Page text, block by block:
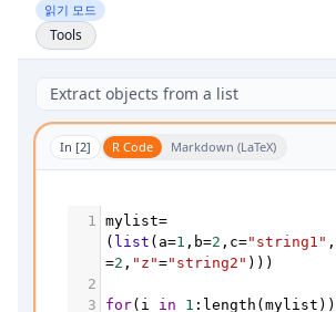
읽기 모드
Tools
In [2] R Code Markdown (LaTeX)
1 mylist=
( list ( a=1 , b=2 , c="string1" ,
=2 , "z"="string2" )))
2
3
for( i in 1 : length ( mylist